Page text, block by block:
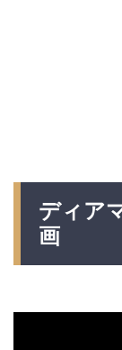
ディア
画